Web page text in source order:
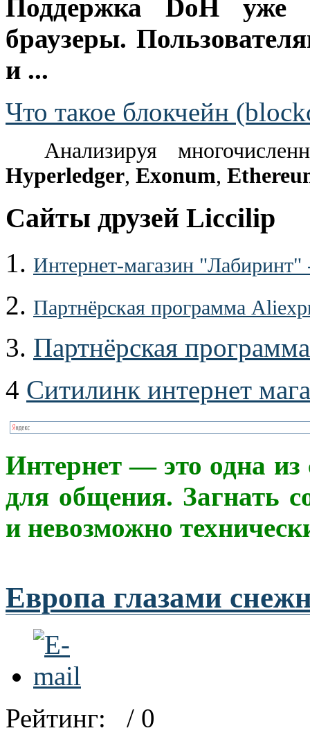
Поддержка DoH уже
браузеры.
и ...
Что такое блокчейн
Анализируя
Hyperledger, Exonum,
Сайты друзей Liccilip
1. Интернет-магазин
2. Партнёрская программа
3. Партнёрская
4 Ситилинк интернет
Интернет — это одна
для общения. Загнать
и невозможно
Европа глазами
Рейтинг:
/ 0